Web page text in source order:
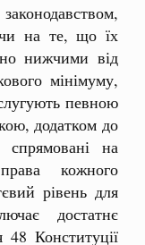
на те, що їх
нижчими від
мінімуму,
певною
додатком до
на
кожного
рівень для
достатнє
48 Конституції